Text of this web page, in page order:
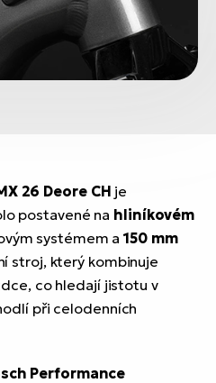
26 Deore CH je
postavené na hliníkovém
systémem a150 mm
stroj, který kombinuje
co hledají jistotu v
při celodenních
Performance